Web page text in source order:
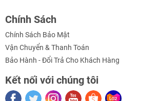
Chính Sách
Chính Sách Bảo Mật
Vận Chuyển & Thanh Toán
Bảo Hành - Đổi Trả Cho Khách Hàng
Kết nối với chúng tôi